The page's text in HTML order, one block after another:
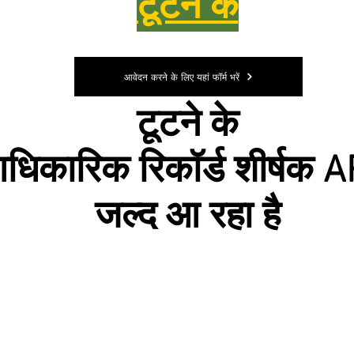
आवेदन करने के लिए यहां फॉर्म भरें
टूटने के
रिकॉर्ड शीर्षक
जल्द आ रहा है